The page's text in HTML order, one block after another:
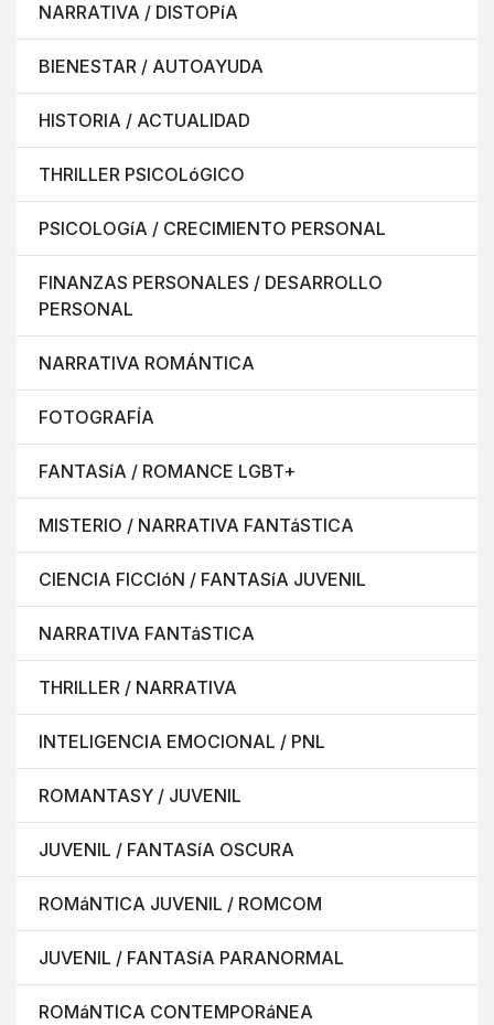
NARRATIVA / DISTOPíA
BIENESTAR / AUTOAYUDA
HISTORIA / ACTUALIDAD
THRILLER PSICOLóGICO
PSICOLOGíA / CRECIMIENTO PERSONAL
FINANZAS PERSONALES / DESARROLLO
PERSONAL
NARRATIVA ROMÁNTICA
FOTOGRAFÍA
FANTASíA / ROMANCE LGBT+
MISTERIO / NARRATIVA FANTáSTICA
CIENCIA FICCIóN / FANTASíA JUVENIL
NARRATIVA FANTáSTICA
THRILLER / NARRATIVA
INTELIGENCIA EMOCIONAL / PNL
ROMANTASY / JUVENIL
JUVENIL / FANTASíA OSCURA
ROMáNTICA JUVENIL / ROMCOM
JUVENIL / FANTASíA PARANORMAL
ROMáNTICA CONTEMPORáNEA